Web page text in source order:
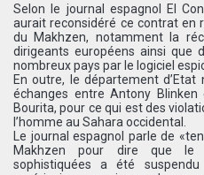
Selon le journal espagnol El
aurait reconsidéré ce contrat en
du Makhzen, notamment la
dirigeants européens ainsi que
nombreux pays par le logiciel
En outre, le département d’Etat
échanges entre Antony
Bourita, pour ce qui est des
l’homme au Sahara occidental.
Le journal espagnol parle de
Makhzen pour dire que le
sophistiquées a été